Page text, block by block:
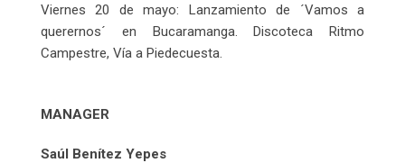
Viernes 20 de mayo: Lanzamiento de ´Vamos a
querernos´ en Bucaramanga. Discoteca Ritmo
Campestre, Vía a Piedecuesta.
MANAGER
Saúl Benítez Yepes